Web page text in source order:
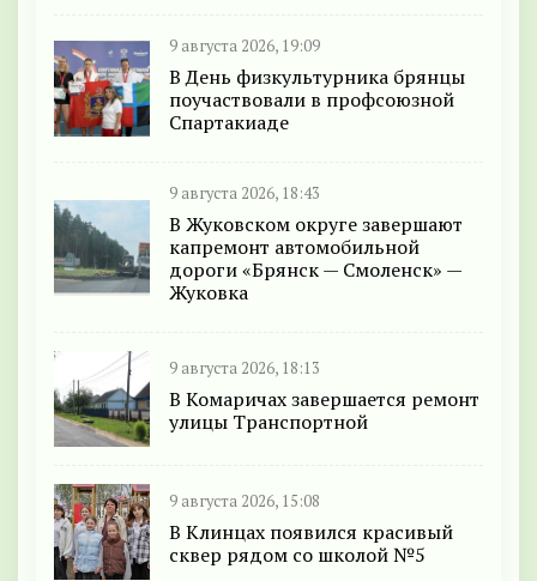
9 августа 2026, 19:09
В День физкультурника брянцы
поучаствовали в профсоюзной
Спартакиаде
9 августа 2026, 18:43
В Жуковском округе завершают
капремонт автомобильной
дороги «Брянск — Смоленск» —
Жуковка
9 августа 2026, 18:13
В Комаричах завершается ремонт
улицы Транспортной
9 августа 2026, 15:08
В Клинцах появился красивый
сквер рядом со школой №5